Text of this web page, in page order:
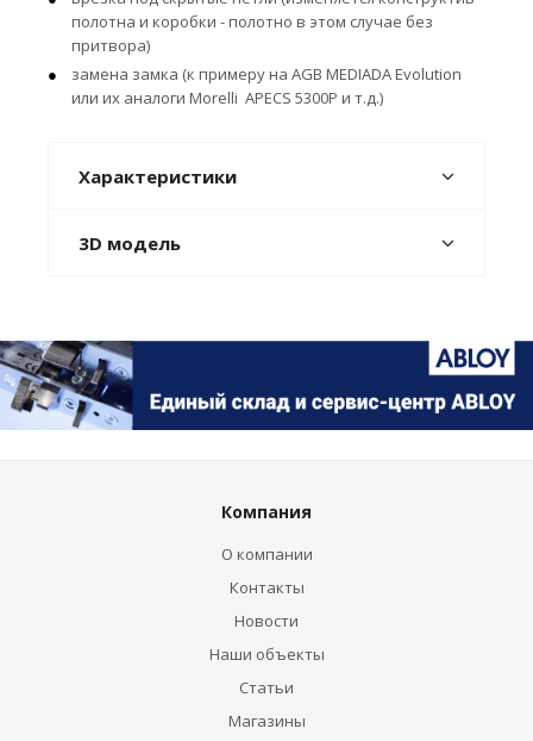
полотна и коробки - полотно в этом случае без
притвора)
замена замка (к примеру на AGB MEDIADA Evolution
или их аналоги Morelli APECS 5300P и т.д.)
Характеристики
3D модель
Компания
О компании
Контакты
Новости
Наши объекты
Статьи
Магазины